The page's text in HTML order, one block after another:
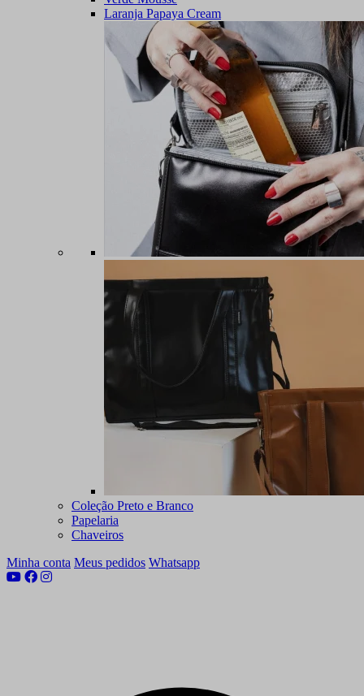
Laranja Papaya Cream
Coleção Preto e Branco
Papelaria
Chaveiros
Minha conta Meus pedidos Whatsapp